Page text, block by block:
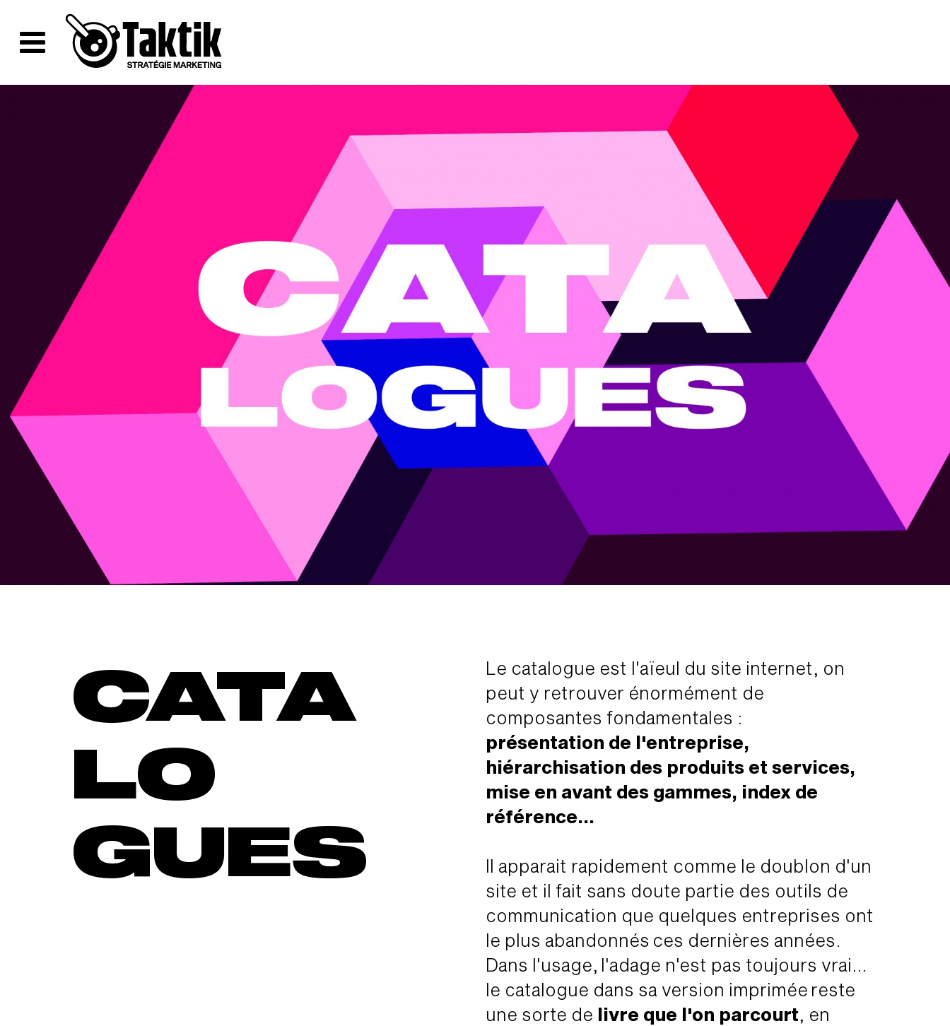
CATA
LO
GUES
Le catalogue est l'aïeul du site internet, on
peut y retrouver énormément de
composantes fondamentales :
présentation de l'entreprise,
hiérarchisation des produits et services,
mise en avant des gammes, index de
référence...
Il apparait rapidement comme le doublon d'un
site et il fait sans doute partie des outils de
communication que quelques entreprises ont
le plus abandonnés ces dernières années.
Dans l'usage, l'adage n'est pas toujours vrai...
le catalogue dans sa version imprimée reste
une sorte de livre que l'on parcourt, en